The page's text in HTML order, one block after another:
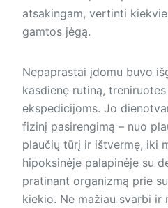
atsakingam, vertinti
gamtos jėgą.
Nepaprastai įdomu buvo
kasdienę rutiną,
ekspedicijoms. Jo
fizinį pasirengimą – nuo
plaučių tūrį ir ištvermę, iki
hipoksinėje palapinėje su
pratinant organizmą prie
kiekio. Ne mažiau svarbi ir